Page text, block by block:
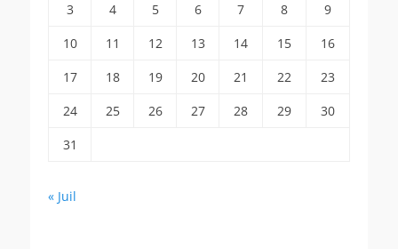
3
4 5 6 7 8
9
10
11 12 13 14 15
16
17
18 19 20 21 22
23
24
25 26 27 28 29
30
31
« Juil